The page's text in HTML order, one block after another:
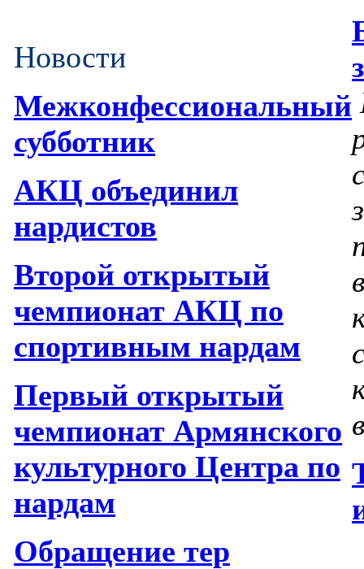
Новости
Межконфессиональный
субботник
АКЦ объединил
нардистов
Второй открытый
чемпионат АКЦ по
спортивным нардам
Первый открытый
чемпионат Армянского
культурного Центра по
нардам
Обращение тер